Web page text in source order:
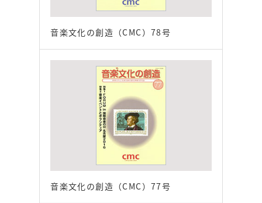
音楽文化の創造（CMC）78号
音楽文化の創造（CMC）77号